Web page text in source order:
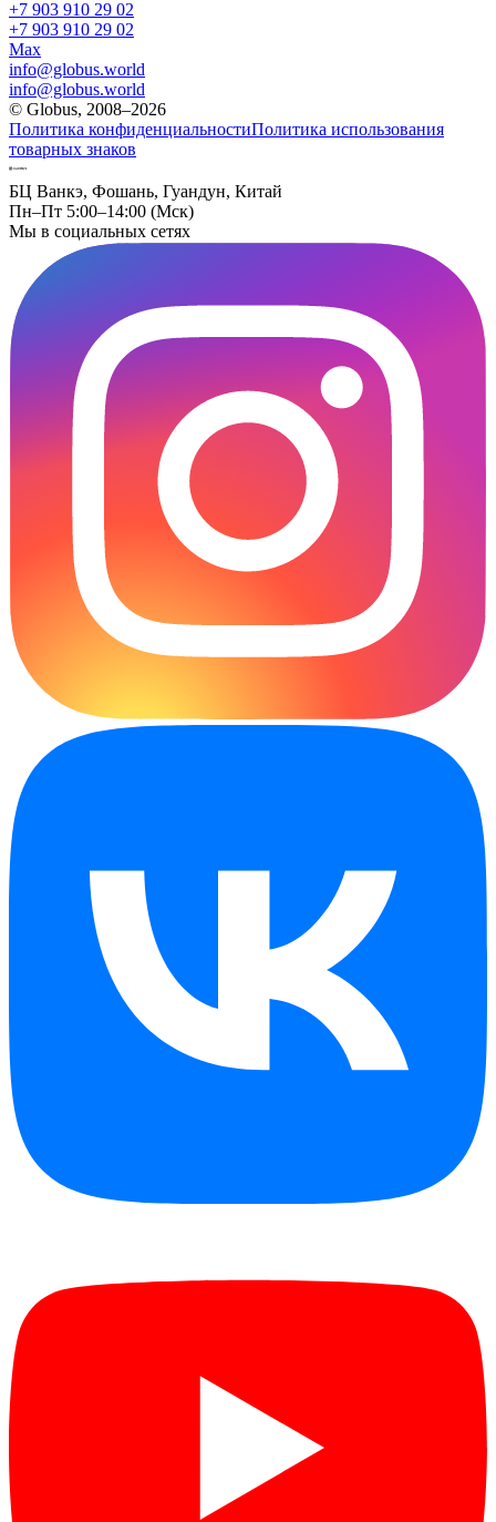
+7 903 910 29 02
+7 903 910 29 02
Max
info@globus.world
info@globus.world
© Globus, 2008–2026
Политика конфиденциальностиПолитика использования
товарных знаков
БЦ Ванкэ, Фошань, Гуандун, Китай
Пн–Пт 5:00–14:00 (Мск)
Мы в социальных сетях